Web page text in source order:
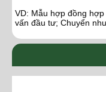
VD: Mẫu hợp đồng
vấn đầu tư; Chuyển